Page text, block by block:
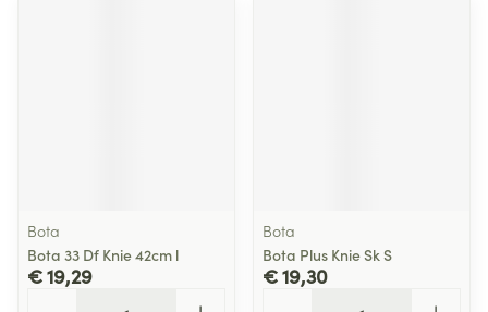
Bota
Bota 33 Df Knie 42cm l
€ 19,29
Bota
Bota Plus Knie Sk S
€ 19,30